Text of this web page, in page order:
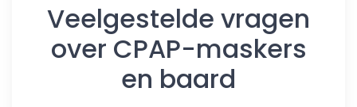
Veelgestelde vragen
over CPAP-maskers
en baard